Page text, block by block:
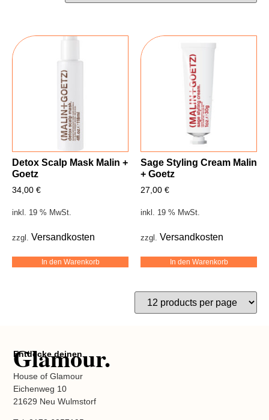
Detox Scalp Mask Malin +
Goetz
34,00 €
inkl. 19 % MwSt.
zzgl. Versandkosten
In den Warenkorb
Sage Styling Cream Malin
+ Goetz
27,00 €
inkl. 19 % MwSt.
zzgl. Versandkosten
In den Warenkorb
Entdecke deinen
Glamour.
House of Glamour
Eichenweg 10
21629 Neu Wulmstorf